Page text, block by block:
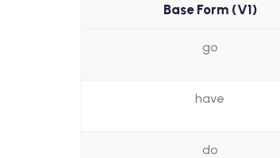
Base Form (V1)
go
have
do